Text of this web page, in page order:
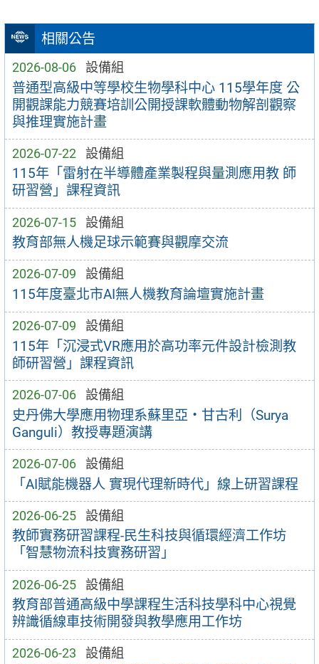
相關公告
2026-08-06 設備組
普通型高級中等學校生物學科中心 115學年度 公
開觀課能力競賽培訓公開授課軟體動物解剖觀察
與推理實施計畫
2026-07-22 設備組
115年「雷射在半導體產業製程與量測應用教 師
研習營」課程資訊
2026-07-15 設備組
教育部無人機足球示範賽與觀摩交流
2026-07-09 設備組
115年度臺北市AI無人機教育論壇實施計畫
2026-07-09 設備組
115年「沉浸式VR應用於高功率元件設計檢測教
師研習營」課程資訊
2026-07-06 設備組
史丹佛大學應用物理系蘇里亞・甘古利（Surya
Ganguli）教授專題演講
2026-07-06 設備組
「AI賦能機器人 實現代理新時代」線上研習課程
2026-06-25 設備組
教師實務研習課程-民生科技與循環經濟工作坊
「智慧物流科技實務研習」
2026-06-25 設備組
教育部普通高級中學課程生活科技學科中心視覺
辨識循線車技術開發與教學應用工作坊
2026-06-23 設備組